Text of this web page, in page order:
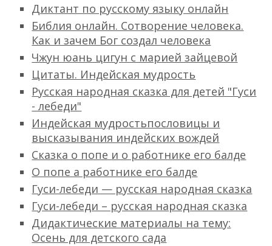
Диктант по русскому языку онлайн
Библия онлайн. Сотворение человека.
Как и зачем Бог создал человека
Чжун юань цигун с марией зайцевой
Цитаты. Индейская мудрость
Русская народная сказка для детей "Гуси
- лебеди"
Индейская мудростьпословицы и
высказывания индейских вождей
Сказка о попе и о работнике его балде
О попе а работнике его балде
Гуси-лебеди — русская народная сказка
Гуси-лебеди – русская народная сказка
Дидактические материалы на тему:
Осень для детского сада